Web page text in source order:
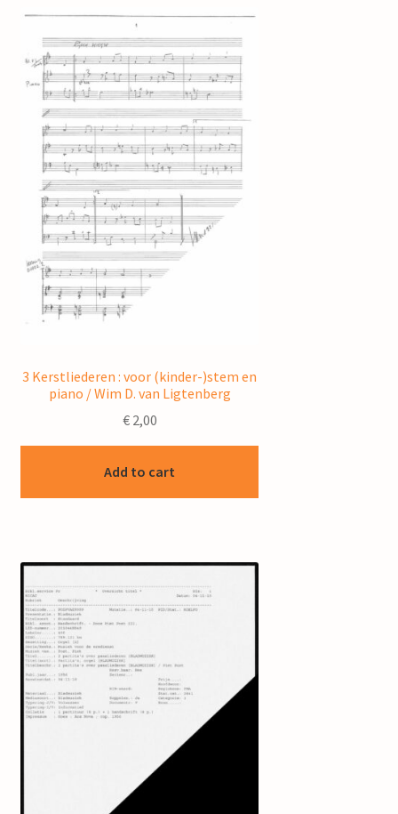
3 Kerstliederen : voor (kinder-)stem en
piano / Wim D. van Ligtenberg
€2,00
Add to cart